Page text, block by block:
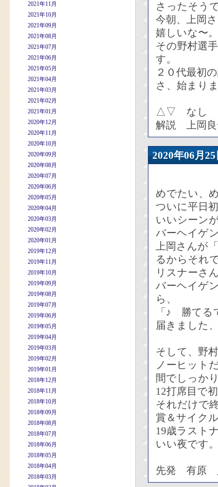
2021年11月
2021年10月
2021年09月
2021年08月
2021年07月
2021年06月
2021年05月
2021年04月
2021年03月
2021年02月
2021年01月
2020年12月
2020年11月
2020年10月
2020年09月
2020年08月
2020年07月
2020年06月
2020年05月
2020年04月
2020年03月
2020年02月
2020年01月
2019年12月
2019年11月
2019年10月
2019年09月
2019年08月
2019年07月
2019年06月
2019年05月
2019年04月
2019年03月
2019年02月
2019年01月
2018年12月
2018年11月
2018年10月
2018年09月
2018年08月
2018年07月
2018年06月
2018年05月
2018年04月
2018年03月
さったそう
今朝、上岡
嬉しいな〜。
その野村選
す。
２０代最初
さ、始まり
△▽ なし
解説 上岡
2020年06
めでたい、
ついに平日
いいシーン
バーヘイゲ
上岡さんが
るからそれ
リスナーさ
バーヘイゲ
ら、
「♪ 勝てる
届きました
そして、野
ノーヒット
間でしっか
12打席目で
それだけで
賞＆サイク
19歳ラスト
いい夜です
先発 有原